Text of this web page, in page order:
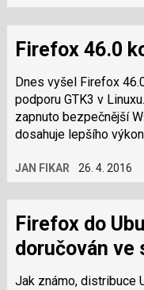
Firefox 46.0
Dnes vyšel Firefox
podporu GTK3 v
zapnuto bezpečnější
dosahuje lepšího výkonu a stability.
JAN FIKAR 26. 4. 2016
Firefox do Ubuntu 16.04 bude
doručován ve
Jak známo, distribuce